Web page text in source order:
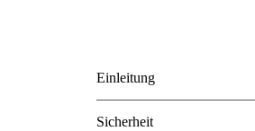
Einleitung
Sicherheit